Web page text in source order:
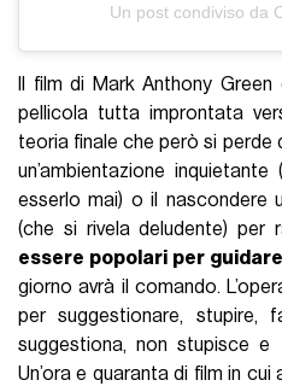
Un post condiviso da
Il film di Mark Anthony Green
pellicola tutta improntata
teoria finale che però si
un’ambientazione inquietante
esserlo mai) o il nascondere
(che si rivela deludente) per
essere popolari per
giorno avrà il comando.
per suggestionare, stupire,
suggestiona, non stupisce
Un’ora e quaranta di film in